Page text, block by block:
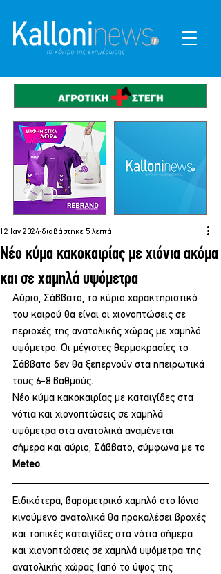
Νέο κύμα κακοκαιρίας με χιόνια ακόμα
και σε χαμηλά υψόμετρα
12 Ιαν 2024 διαβάστηκε 5 λεπτά
Αύριο, Σάββατο, το κύριο χαρακτηριστικό
του καιρού θα είναι οι χιονοπτώσεις σε
περιοχές της ανατολικής χώρας με χαμηλό
υψόμετρο. Οι μέγιστες θερμοκρασίες το
Σάββατο δεν θα ξεπερνούν στα ηπειρωτικά
τους 6-8 βαθμούς.
Νέο κύμα κακοκαιρίας με καταιγίδες στα
νότια και χιονοπτώσεις σε χαμηλά
υψόμετρα στα ανατολικά αναμένεται
σήμερα και αύριο, Σάββατο, σύμφωνα με το
Meteo.
Ειδικότερα, βαρομετρικό χαμηλό στο Ιόνιο
κινούμενο ανατολικά θα προκαλέσει βροχές
και τοπικές καταιγίδες στα νότια σήμερα
και χιονοπτώσεις σε χαμηλά υψόμετρα της
ανατολικής χώρας (από το ύψος της